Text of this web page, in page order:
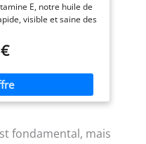
Essentielles à son amour
des plantes afin de
santé au quotidien.
E, notre huile de
visible et saine des
cils et sourcils. BARBE
- Idéale comme
pousse et adoucit
ongles, elle renforce,
pour des mains
huile ricin bio s’adapte
fondamental, mais